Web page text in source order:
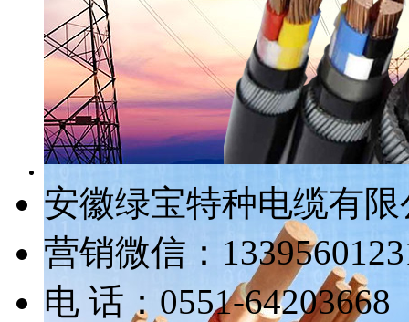
安徽绿宝特种电缆有限
营销微信：
电 话：0551-64203668